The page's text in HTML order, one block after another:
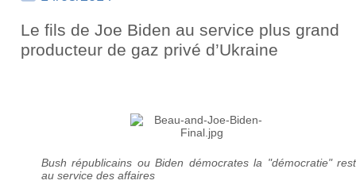
Le fils de Joe Biden au service plus grand
producteur de gaz privé d’Ukraine
Bush républicains ou Biden démocrates la "démocratie"
au service des affaires